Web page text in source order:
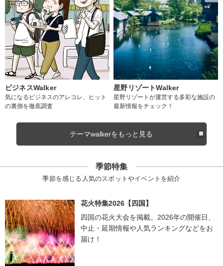
ビジネスWalker
気になるビジネスのアレコレ、ヒット
の裏側を徹底調査
星野リゾートWalker
星野リゾートが運営する多彩な施設の
最新情報をチェック！
テーマwalkerをもっと見る
季節特集
季節を感じる人気のスポットやイベントを紹介
花火特集2026【四国】
四国の花火大会を掲載。2026年の開催日、
中止・延期情報や人気ランキングなどをお
届け！